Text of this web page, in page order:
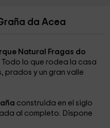
da Acea
Natural Fragas do
Todo lo que rodea la casa
prados y un gran valle
construida en el siglo
al completo. Dispone